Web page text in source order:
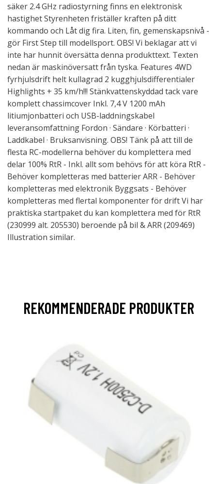
säker 2.4 GHz radiostyrning finns en elektronisk
hastighet Styrenheten friställer kraften på ditt
kommando och Låt dig fira. Liten, fin, gemenskapsnivå -
gör First Step till modellsport. OBS! Vi beklagar att vi
inte har hunnit översätta denna produkttext. Texten
nedan är maskinöversatt från tyska. Features 4WD
fyrhjulsdrift helt kullagrad 2 kugghjulsdifferentialer
Highlights + 35 km/h!!! Stänkvattenskyddad tack vare
komplett chassimcover Inkl. 7,4 V 1200 mAh
litiumjonbatteri och USB-laddningskabel
leveransomfattning Fordon · Sändare · Körbatteri ·
Laddkabel · Bruksanvisning. OBS! Tänk på att till de
flesta RC-modellerna behöver du komplettera med
delar 100% RtR - Inkl. allt som behövs för att köra RtR -
Behöver kompletteras med batterier ARR - Behöver
kompletteras med elektronik Byggsats - Behöver
kompletteras med flertal komponenter för drift Vi har
praktiska startpaket du kan komplettera med för RtR
(230999 alt. 205530) beroende på bil & ARR (209469)
Illustration similar.
REKOMMENDERADE PRODUKTER